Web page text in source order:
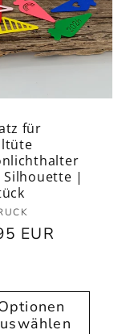
für
Silhouette |
EUR